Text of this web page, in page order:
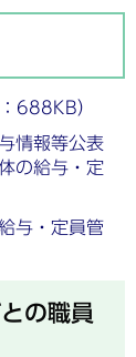
688KB）
情報等公表
の給与・定
与・定員管
の職員